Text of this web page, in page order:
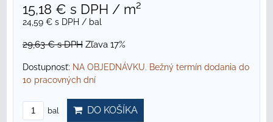
15,18 € s DPH / m²
24,59 € s DPH / bal
29,63 €s DPH Zľava 17%
Dostupnosť: NA OBJEDNÁVKU. Bežný termín dodania do
10 pracovných dní
bal DO KOŠÍKA